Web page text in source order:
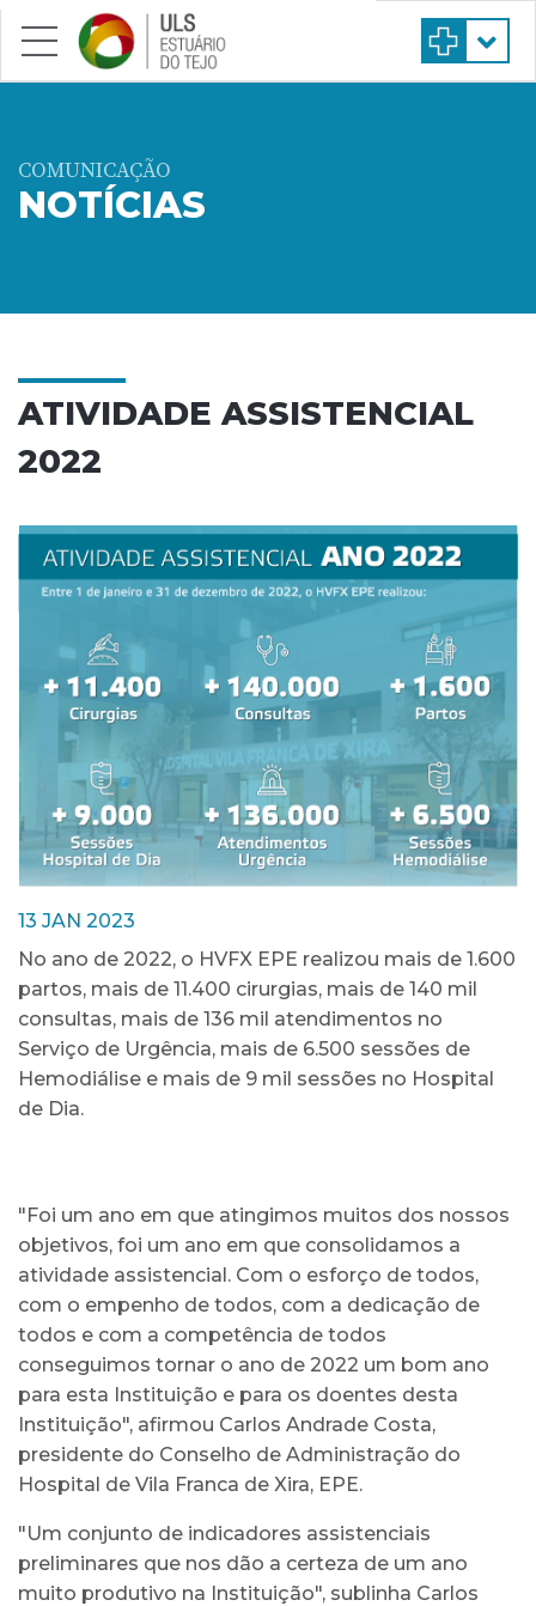
Saltar para conteúdo principal
COMUNICAÇÃO
NOTÍCIAS
ATIVIDADE ASSISTENCIAL
2022
13 JAN 2023
No ano de 2022, o HVFX EPE realizou mais de 1.600
partos, mais de 11.400 cirurgias, mais de 140 mil
consultas, mais de 136 mil atendimentos no
Serviço de Urgência, mais de 6.500 sessões de
Hemodiálise e mais de 9 mil sessões no Hospital
de Dia.
"Foi um ano em que atingimos muitos dos nossos
objetivos, foi um ano em que consolidamos a
atividade assistencial. Com o esforço de todos,
com o empenho de todos, com a dedicação de
todos e com a competência de todos
conseguimos tornar o ano de 2022 um bom ano
para esta Instituição e para os doentes desta
Instituição", afirmou Carlos Andrade Costa,
presidente do Conselho de Administração do
Hospital de Vila Franca de Xira, EPE.
"Um conjunto de indicadores assistenciais
preliminares que nos dão a certeza de um ano
muito produtivo na Instituição", sublinha Carlos